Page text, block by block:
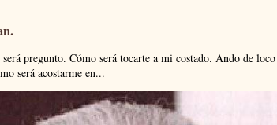
pregunto. Cómo será tocarte a mi costado. Ando de
será acostarme en...